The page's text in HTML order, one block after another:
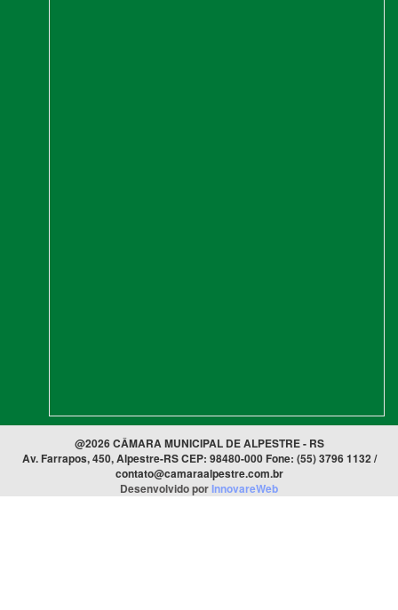
@2026 CÂMARA MUNICIPAL DE ALPESTRE - RS
Av. Farrapos, 450, Alpestre-RS CEP: 98480-000 Fone: (55) 3796 1132 /
contato@camaraalpestre.com.br
Desenvolvido porInnovareWeb